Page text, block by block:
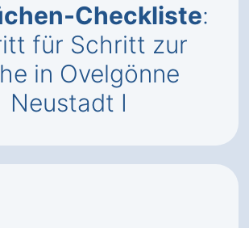
Checkliste:
für Schritt zur
in Ovelgönne
Neustadt I